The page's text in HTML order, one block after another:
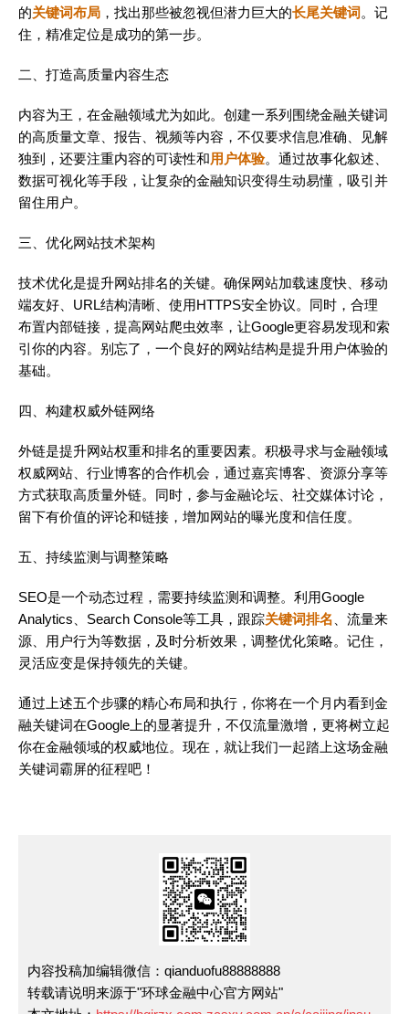
的关键词布局 ，找出那些被忽视但潜力巨大的长尾关键词。记
住，精准定位是成功的第一步。
二、打造高质量内容生态
内容为王，在金融领域尤为如此。创建一系列围绕金融关键词
的高质量文章、报告、视频等内容，不仅要求信息准确、见解
独到，还要注重内容的可读性和用户体验。通过故事化叙述、
数据可视化等手段，让复杂的金融知识变得生动易懂，吸引并
留住用户。
三、优化网站技术架构
技术优化是提升网站排名的关键。确保网站加载速度快、移动
端友好、URL结构清晰、使用HTTPS安全协议。同时，合理
布置内部链接，提高网站爬虫效率，让Google更容易发现和索
引你的内容。别忘了，一个良好的网站结构是提升用户体验的
基础。
四、构建权威外链网络
外链是提升网站权重和排名的重要因素。积极寻求与金融领域
权威网站、行业博客的合作机会，通过嘉宾博客、资源分享等
方式获取高质量外链。同时，参与金融论坛、社交媒体讨论，
留下有价值的评论和链接，增加网站的曝光度和信任度。
五、持续监测与调整策略
SEO是一个动态过程，需要持续监测和调整。利用Google
Analytics、Search Console等工具，跟踪关键词排名、流量来
源、用户行为等数据，及时分析效果，调整优化策略。记住，
灵活应变是保持领先的关键。
通过上述五个步骤的精心布局和执行，你将在一个月内看到金
融关键词在Google上的显著提升，不仅流量激增，更将树立起
你在金融领域的权威地位。现在，就让我们一起踏上这场金融
关键词霸屏的征程吧！
内容投稿加编辑微信：qianduofu88888888
转载请说明来源于"环球金融中心官方网站"